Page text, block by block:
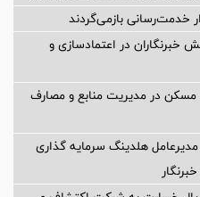
بازمی‌گردند
خبرنگاران در اعتمادسازی و
مسکن در مدیریت منابع و مصارف
هلدینگ سرمایه گذاری